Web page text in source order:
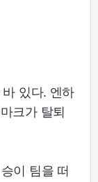
있다. 엔하
크가 탈퇴
이 팀을 떠